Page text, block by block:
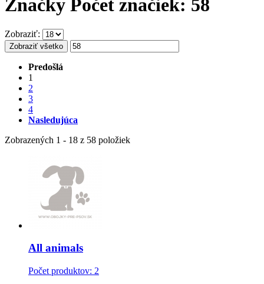
Značky Počet značiek: 58
Zobraziť:
Zobraziť všetko
Predošlá
1
2
3
4
Nasledujúca
Zobrazených 1 - 18 z 58 položiek
All animals
Počet produktov: 2